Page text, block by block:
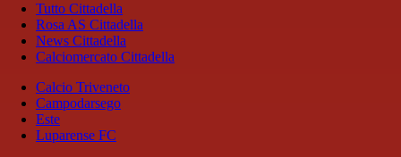
Tutto Cittadella
Rosa AS Cittadella
News Cittadella
Calciomercato Cittadella
Calcio Triveneto
Campodarsego
Este
Luparense FC